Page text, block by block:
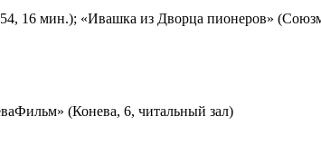
16 мин.); «Ивашка из Дворца пионеров»
(Конева, 6, читальный зал)